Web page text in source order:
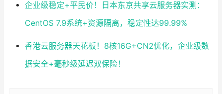
企业级稳定+平民价！日本东京共享云服务器实测：
CentOS 7.9系统+资源隔离，稳定性达99.99%
香港云服务器天花板！8核16G+CN2优化，企业级数
据安全+毫秒级延迟双保险！